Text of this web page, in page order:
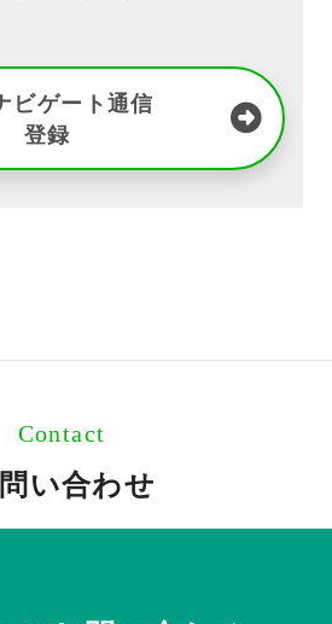
ビゲート通信
登録
Contact
い合わせ